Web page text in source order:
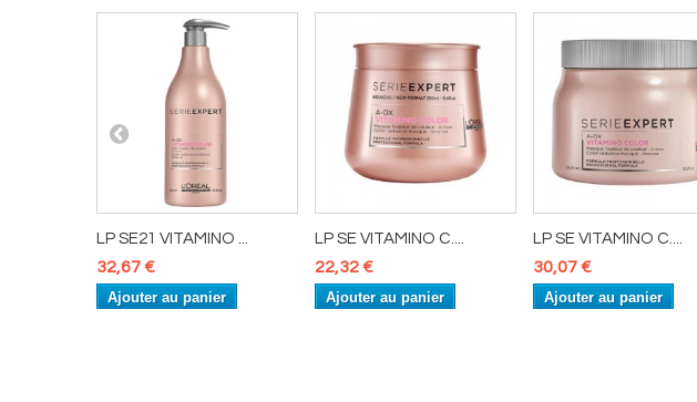
LP SE21 VITAMINO ...
32,67 €
Ajouter au panier
LP SE VITAMINO C....
22,32 €
Ajouter au panier
LP SE VITAMINO C....
30,07 €
Ajouter au panier